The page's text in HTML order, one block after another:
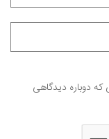
که دوباره دیدگاهی